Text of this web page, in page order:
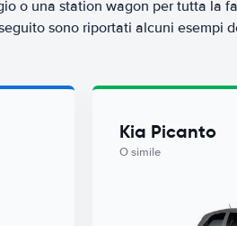
o una station wagon per tutta la
sono riportati alcuni esempi
Kia Picanto
O simile